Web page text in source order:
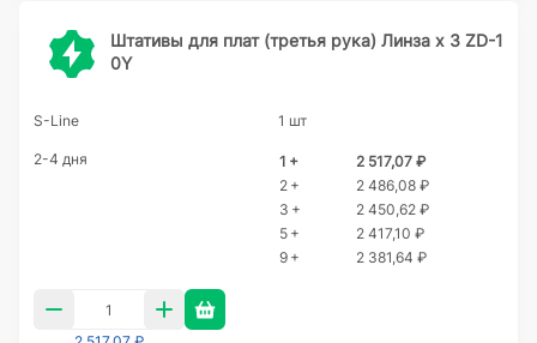
Штативы для плат (третья рука) Линза х 3 ZD-1
0Y
S-Line 1 шт
2-4 дня 1 +
2 517,07 ₽
2 +
2 486,08 ₽
3 +
2 450,62 ₽
5 +
2 417,10 ₽
9 +
2 381,64 ₽